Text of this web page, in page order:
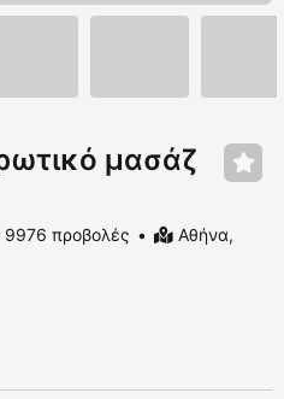
μασάζ
9976 προβολές
Αθήνα,